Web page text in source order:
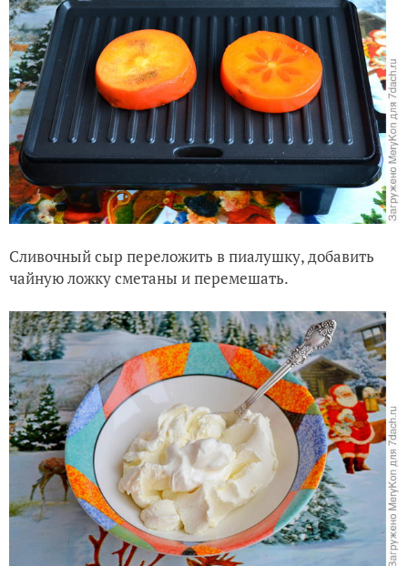
Сливочный сыр переложить в пиалушку, добавить
чайную ложку сметаны и перемешать.